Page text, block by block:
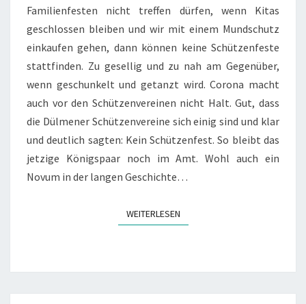
Familienfesten nicht treffen dürfen, wenn Kitas
geschlossen bleiben und wir mit einem Mundschutz
einkaufen gehen, dann können keine Schützenfeste
stattfinden. Zu gesellig und zu nah am Gegenüber,
wenn geschunkelt und getanzt wird. Corona macht
auch vor den Schützenvereinen nicht Halt. Gut, dass
die Dülmener Schützenvereine sich einig sind und klar
und deutlich sagten: Kein Schützenfest. So bleibt das
jetzige Königspaar noch im Amt. Wohl auch ein
Novum in der langen Geschichte…
WEITERLESENWEITERLESEN